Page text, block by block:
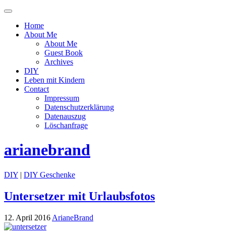
Menü
oder
ausblenden
Home
About Me
About Me
Guest Book
Archives
DIY
Leben mit Kindern
Contact
Impressum
Datenschutzerklärung
Datenauszug
Löschanfrage
arianebrand
DIY | DIY Geschenke
Untersetzer mit Urlaubsfotos
12. April 2016 ArianeBrand